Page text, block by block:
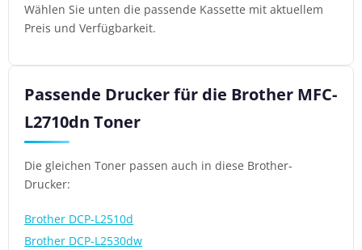
Wählen Sie unten die passende Kassette mit aktuellem
Preis und Verfügbarkeit.
Passende Drucker für die Brother MFC-
L2710dn Toner
Die gleichen Toner passen auch in diese Brother-
Drucker:
Brother DCP-L2510d
Brother DCP-L2530dw